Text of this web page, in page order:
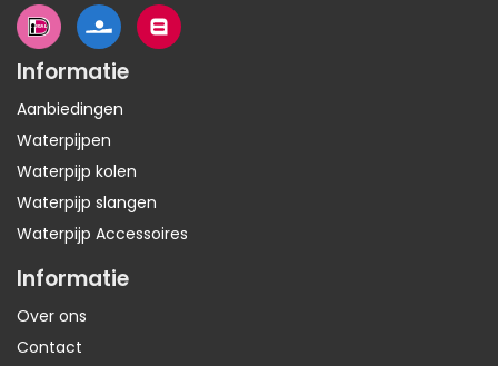
Informatie
Aanbiedingen
Waterpijpen
Waterpijp kolen
Waterpijp slangen
Waterpijp Accessoires
Informatie
Over ons
Contact